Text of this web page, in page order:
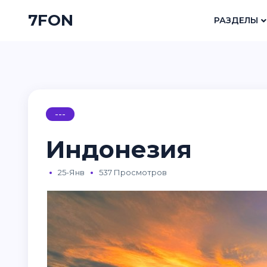
7FON РАЗДЕЛЫ
---
Индонезия
25-Янв 537 Просмотров